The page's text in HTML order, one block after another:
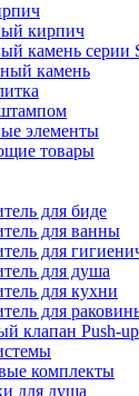
кирпич
камень серии
камень
элементы
товары
для биде
для ванны
для
для душа
для кухни
для
клапан Push-up
комплекты
для душа